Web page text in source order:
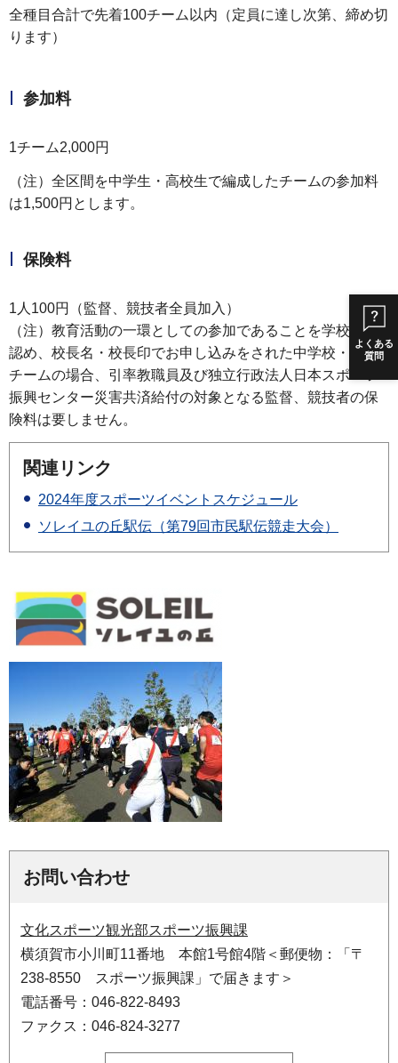
よくある
質問
全種目合計で先着100チーム以内（定員に達し次第、締め切
ります）
参加料
1チーム2,000円
（注）全区間を中学生・高校生で編成したチームの参加料
は1,500円とします。
保険料
1人100円（監督、競技者全員加入）
（注）教育活動の一環としての参加であることを学校長が
認め、校長名・校長印でお申し込みをされた中学校・高校
チームの場合、引率教職員及び独立行政法人日本スポーツ
振興センター災害共済給付の対象となる監督、競技者の保
険料は要しません。
関連リンク
2024年度スポーツイベントスケジュール
ソレイユの丘駅伝（第79回市民駅伝競走大会）
お問い合わせ
文化スポーツ観光部スポーツ振興課
横須賀市小川町11番地 本館1号館4階＜郵便物：「〒
238-8550 スポーツ振興課」で届きます＞
電話番号：046-822-8493
ファクス：046-824-3277